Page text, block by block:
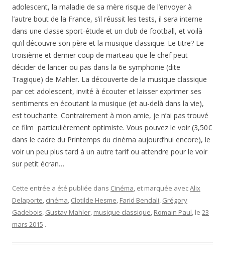
adolescent, la maladie de sa mère risque de l’envoyer à
l’autre bout de la France, s’il réussit les tests, il sera interne
dans une classe sport-étude et un club de football, et voilà
qu’il découvre son père et la musique classique. Le titre? Le
troisième et dernier coup de marteau que le chef peut
décider de lancer ou pas dans la 6e symphonie (dite
Tragique) de Mahler. La découverte de la musique classique
par cet adolescent, invité à écouter et laisser exprimer ses
sentiments en écoutant la musique (et au-delà dans la vie),
est touchante. Contrairement à mon amie, je n’ai pas trouvé
ce film particulièrement optimiste. Vous pouvez le voir (3,50€
dans le cadre du Printemps du cinéma aujourd’hui encore), le
voir un peu plus tard à un autre tarif ou attendre pour le voir
sur petit écran…
Cette entrée a été publiée dans Cinéma, et marquée avecAlix
Delaporte, cinéma, Clotilde Hesme, Farid Bendali, Grégory
Gadebois, Gustav Mahler, musique classique, Romain Paul, le 23
mars 2015 .